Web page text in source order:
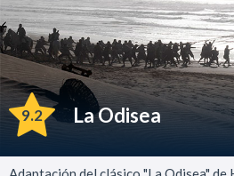
9.2 La Odisea